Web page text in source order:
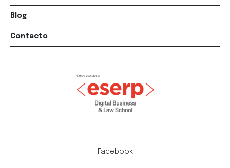
Blog
Contacto
Facebook